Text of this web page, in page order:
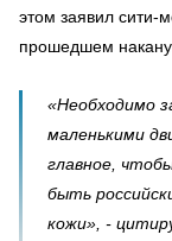
этом заявил сити-
прошедшем
«Необходимо
маленькими
главное,
быть
кожи», -